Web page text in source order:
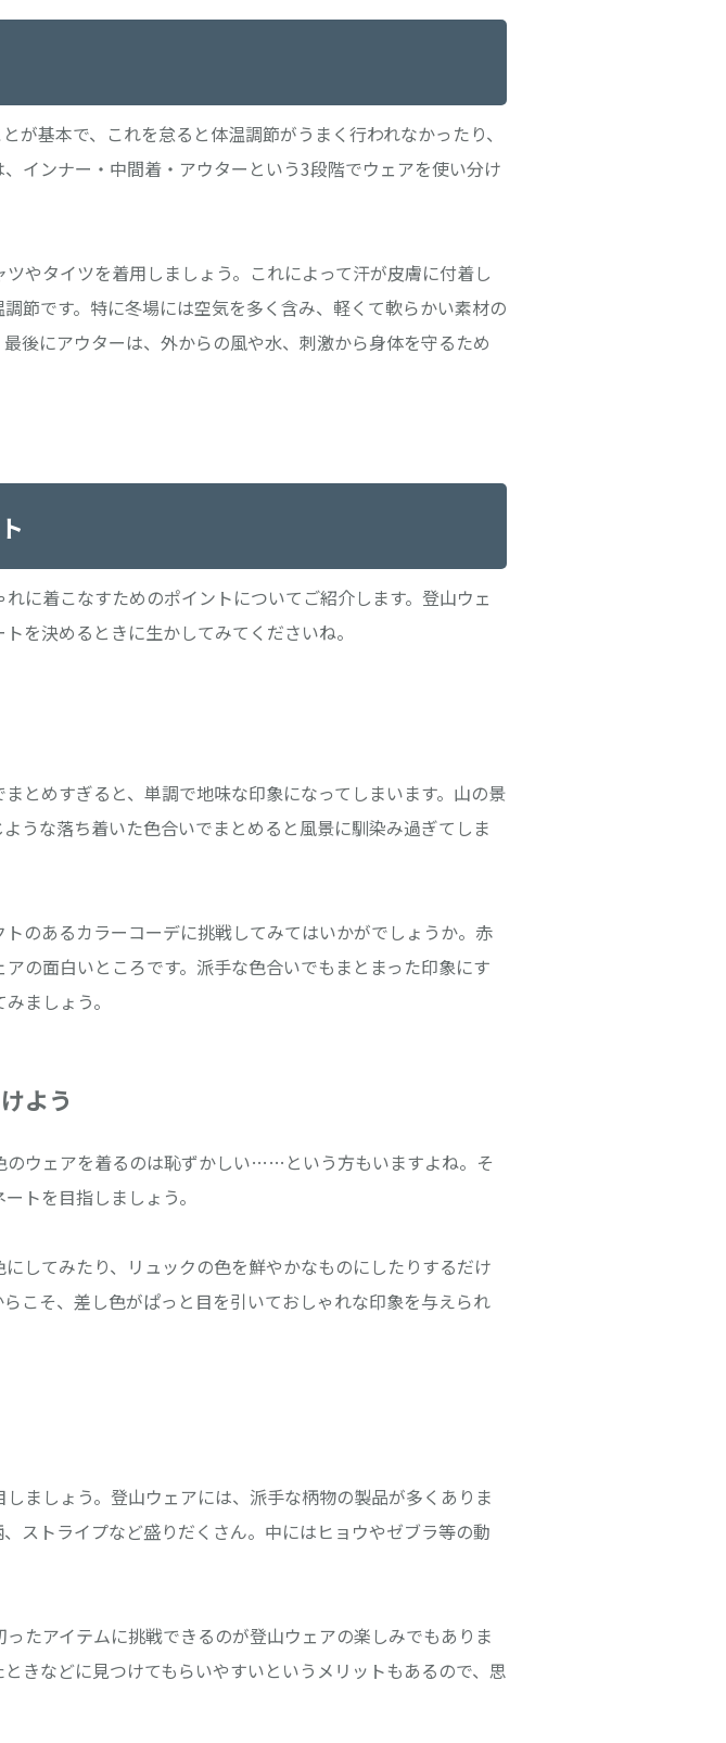
基本で、これを怠ると体温調節がうまく行われなかったり、
インナー・中間着・アウターという3段階でウェアを使い分け
やタイツを着用しましょう。これによって汗が皮膚に付着し
節です。特に冬場には空気を多く含み、軽くて軟らかい素材の
後にアウターは、外からの風や水、刺激から身体を守るため
に着こなすためのポイントについてご紹介します。登山ウェ
を決めるときに生かしてみてくださいね。
とめすぎると、単調で地味な印象になってしまいます。山の景
うな落ち着いた色合いでまとめると風景に馴染み過ぎてしま
のあるカラーコーデに挑戦してみてはいかがでしょうか。赤
の面白いところです。派手な色合いでもまとまった印象にす
ましょう。
よう
ウェアを着るのは恥ずかしい……という方もいますよね。そ
トを目指しましょう。
してみたり、リュックの色を鮮やかなものにしたりするだけ
こそ、差し色がぱっと目を引いておしゃれな印象を与えられ
ましょう。登山ウェアには、派手な柄物の製品が多くありま
ストライプなど盛りだくさん。中にはヒョウやゼブラ等の動
たアイテムに挑戦できるのが登山ウェアの楽しみでもありま
きなどに見つけてもらいやすいというメリットもあるので、思